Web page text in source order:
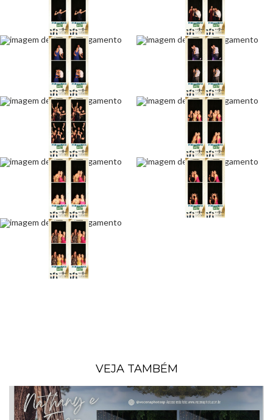
VEJA TAMBÉM